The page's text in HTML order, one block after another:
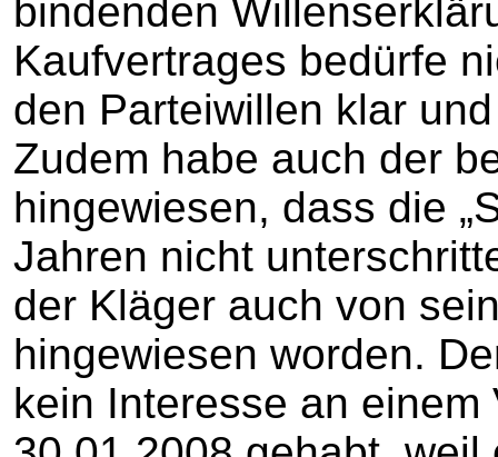
bindenden
Kaufvertrages bedürfe
den Parteiwillen klar
Zudem habe auch der
hingewiesen, dass die
Jahren nicht
der Kläger auch von
hingewiesen worden.
kein Interesse an